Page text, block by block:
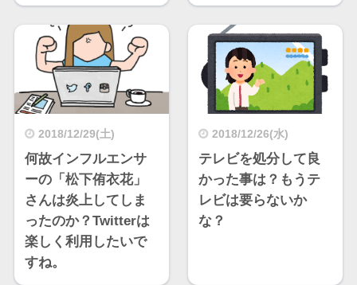
2018/12/29(土)
何故インフルエンサ
ーの「松下侑衣花」
さんは炎上してしま
ったのか？Twitterは
楽しく利用したいで
すね。
2018/12/26(水)
テレビを処分して良
かった事は？もうテ
レビは要らないか
な？